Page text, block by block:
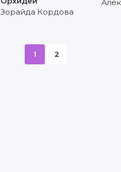
Зорайда Кордова
1 2